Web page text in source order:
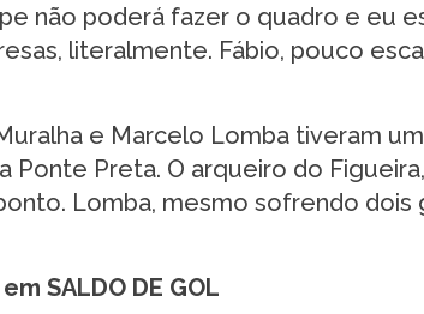
não poderá fazer o quadro e eu
literalmente. Fábio, pouco
e Marcelo Lomba tiveram
Ponte Preta. O arqueiro do
Lomba, mesmo sofrendo
SALDO DE GOL